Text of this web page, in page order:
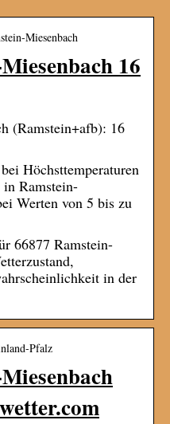
Miesenbach
16
(Ramstein+afb): 16
Höchsttemperaturen
Ramstein-
Werten von 5 bis zu
66877 Ramstein-
in der
Pfalz